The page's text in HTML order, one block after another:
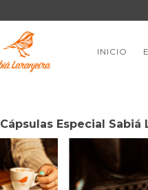
INICIO
Cápsulas Especial